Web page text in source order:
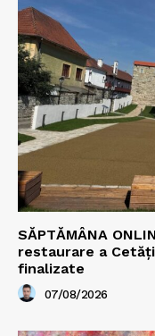
SĂPTĂMÂNA
restaurare a
finalizate
07/08/2026